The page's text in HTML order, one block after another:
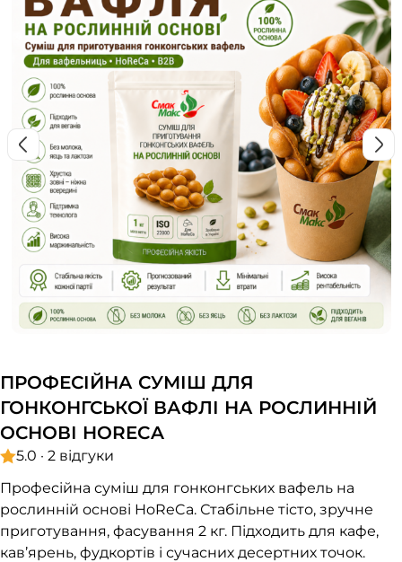
ПРОФЕСІЙНА СУМІШ ДЛЯ
ГОНКОНГСЬКОЇ ВАФЛІ НА РОСЛИННІЙ
ОСНОВІ HORECA
5.0 · 2 відгуки
Професійна суміш для гонконгських вафель на
рослинній основі HoReCa. Стабільне тісто, зручне
приготування, фасування 2 кг. Підходить для кафе,
кав’ярень, фудкортів і сучасних десертних точок.